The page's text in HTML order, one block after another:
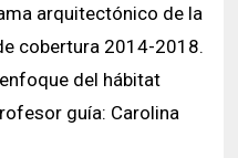
arquitectónico de la
cobertura 2014-2018.
del hábitat
guía: Carolina